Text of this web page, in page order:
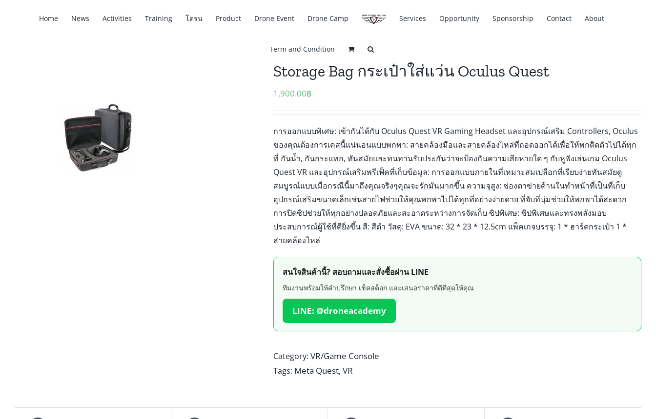
Home News Activities Training โดรน Product Drone Event Drone Camp Services Opportunity Sponsorship Contact About
Term and Condition
Storage Bag กระเป๋าใส่แว่น Oculus Quest
1,900.00฿
การออกแบบพิเศษ: เข้ากันได้กับ Oculus Quest VR Gaming Headset และอุปกรณ์เสริม Controllers, Oculus
ของคุณต้องการเคสนี้แน่นอนแบบพกพา: สายคล้องมือและสายคล้องไหล่ที่ถอดออกได้เพื่อให้พกติดตัวไปได้ทุก
ที่ กันน้ำ, กันกระแทก, ทันสมัยและทนทานรับประกันว่าจะป้องกันความเสียหายใด ๆ กับหูฟังเล่นเกม Oculus
Quest VR และอุปกรณ์เสริมพรีเฟ็คที่เก็บข้อมูล: การออกแบบภายในที่เหมาะสมเปลือกที่เรียบง่ายทันสมัยดู
สมบูรณ์แบบเมื่อกรณีนี้มาถึงคุณจริงๆคุณจะรักมันมากขึ้น ความจุสูง: ช่องตาข่ายด้านในทำหน้าที่เป็นที่เก็บ
อุปกรณ์เสริมขนาดเล็กเช่นสายไฟช่วยให้คุณพกพาไปได้ทุกที่อย่างง่ายดาย ที่จับที่นุ่มช่วยให้พกพาได้สะดวก
การปิดซิปช่วยให้ทุกอย่างปลอดภัยและสะอาดระหว่างการจัดเก็บ ซิปพิเศษ: ซิปพิเศษและทรงพลังมอบ
ประสบการณ์ผู้ใช้ที่ดียิ่งขึ้น สี: สีดำ วัสดุ: EVA ขนาด: 32 * 23 * 12.5cm แพ็คเกจบรรจุ: 1 * ฮาร์ดกระเป๋า 1 *
สายคล้องไหล่
สนใจสินค้านี้? สอบถามและสั่งซื้อผ่าน LINE
ทีมงานพร้อมให้คำปรึกษา เช็คสต็อก และเสนอราคาที่ดีที่สุดให้คุณ
LINE: @droneacademy
Category: VR/Game Console
Tags: Meta Quest, VR